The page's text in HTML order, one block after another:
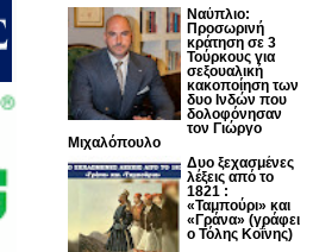
Ναύπλιο:
Προσωρινή
κράτηση σε 3
Τούρκους για
σεξουαλική
κακοποίηση των
δυο Ινδών που
δολοφόνησαν
τον Γιώργο
Μιχαλόπουλο
Δυο ξεχασμένες
λέξεις από το
1821 :
«Ταμπούρι» και
«Γράνα» (γράφει
ο Τόλης Κοΐνης)